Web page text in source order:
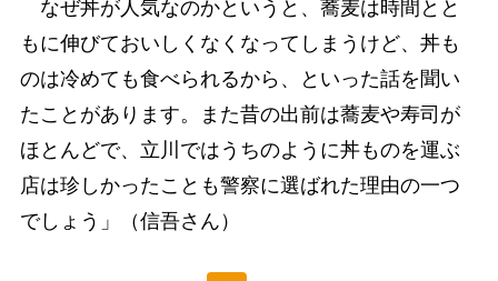
なぜ丼が人気なのかというと、蕎麦は時間とと
もに伸びておいしくなくなってしまうけど、丼も
のは冷めても食べられるから、といった話を聞い
たことがあります。また昔の出前は蕎麦や寿司が
ほとんどで、立川ではうちのように丼ものを運ぶ
店は珍しかったことも警察に選ばれた理由の一つ
でしょう」（信吾さん）